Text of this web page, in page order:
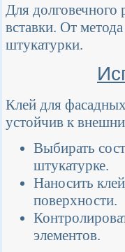
Для долговечного
вставки. От
штукатурки.
Клей для
устойчив к
Выбирать
штукатурке.
Наносить
поверхности.
элементов.